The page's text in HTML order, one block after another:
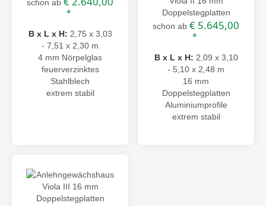
schon ab
*
B x L x H: 2,75 x 3,03
- 7,51 x 2,30 m
4 mm Nörpelglas
feuerverzinktes
Stahlblech
extrem stabil
Doppelstegplatten
schon ab € 5.645,00
*
B x L x H: 2,09 x 3,10
- 5,10 x 2,48 m
16 mm
Doppelstegplatten
Aluminiumprofile
extrem stabil